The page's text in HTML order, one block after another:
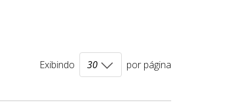
Exibindo por página